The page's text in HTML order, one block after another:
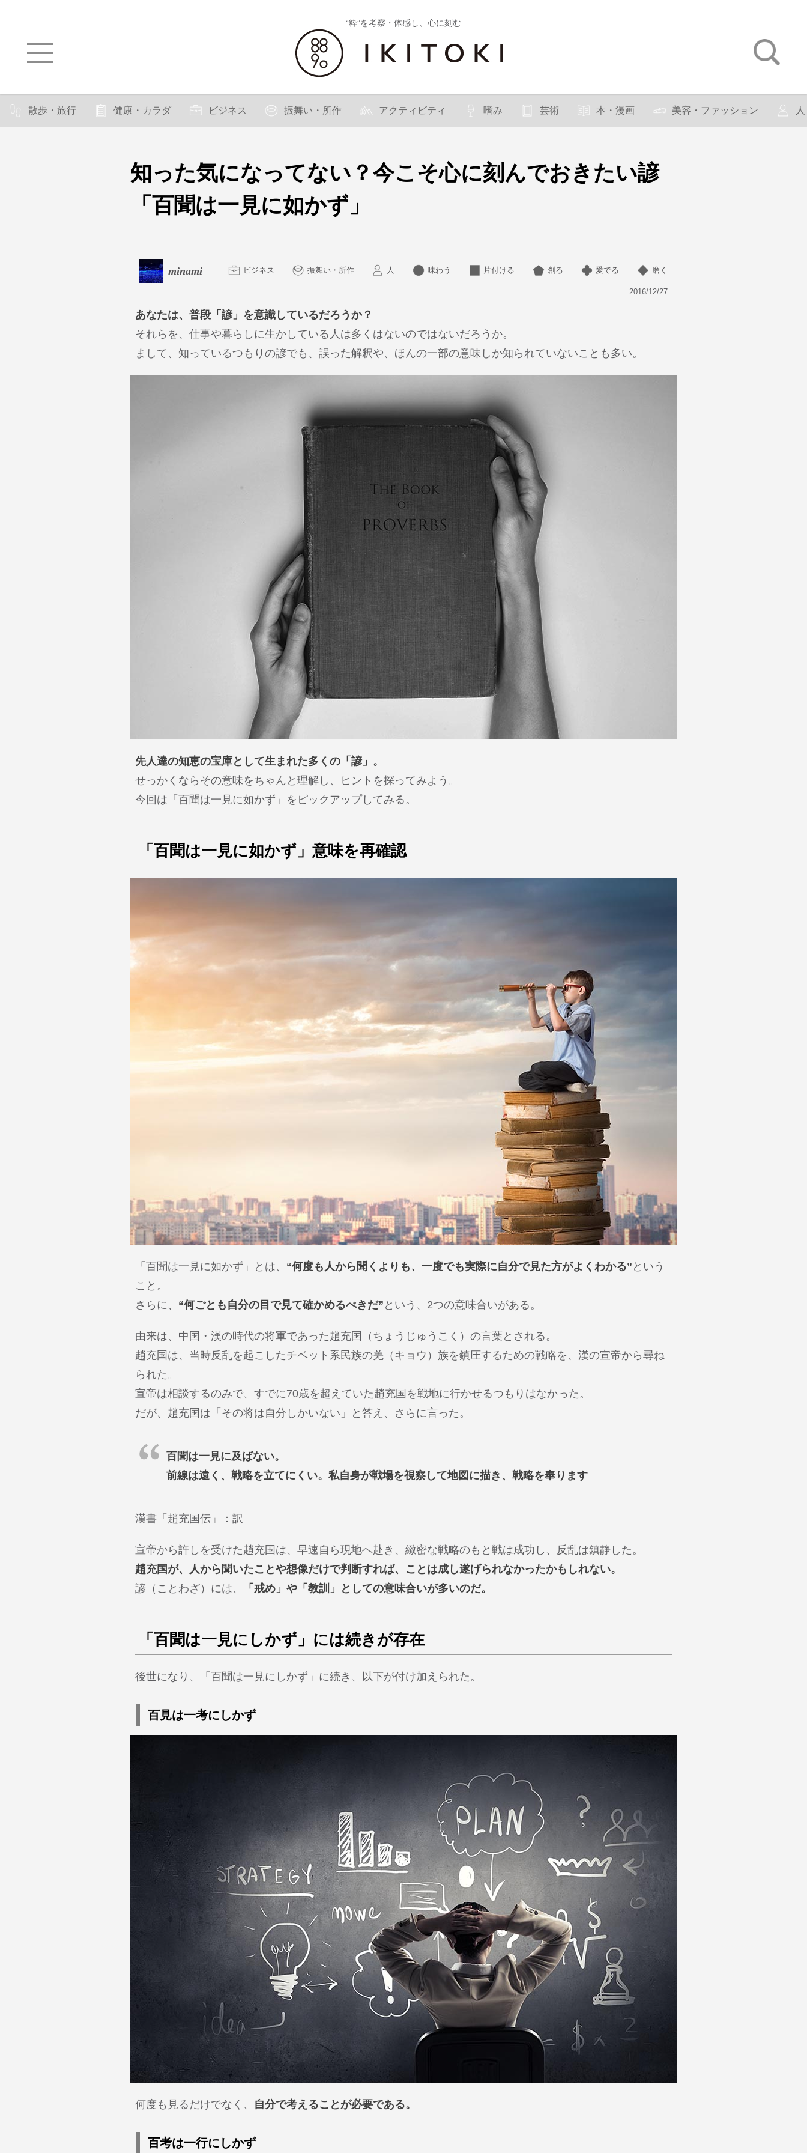
“粋”を考察・体感し、心に刻む
散歩・旅行 健康・カラダ ビジネス 振舞い・所作 アクティビティ 嗜み 芸術 本・漫画 美容・ファッション 人
知った気になってない？今こそ心に刻んでおきたい諺
「百聞は一見に如かず」
minami ビジネス 振舞い・所作 人 味わう 片付ける 創る 愛でる 磨く
2016/12/27
あなたは、普段「諺」を意識しているだろうか？
それらを、仕事や暮らしに生かしている人は多くはないのではないだろうか。
まして、知っているつもりの諺でも、誤った解釈や、ほんの一部の意味しか知られていないことも多い。
先人達の知恵の宝庫として生まれた多くの「諺」。
せっかくならその意味をちゃんと理解し、ヒントを探ってみよう。
今回は「百聞は一見に如かず」をピックアップしてみる。
「百聞は一見に如かず」意味を再確認
「百聞は一見に如かず」とは、 “何度も人から聞くよりも、一度でも実際に自分で見た方がよくわかる” という
こと。
さらに、 “何ごとも自分の目で見て確かめるべきだ” という、2つの意味合いがある。
由来は、中国・漢の時代の将軍であった趙充国（ちょうじゅうこく）の言葉とされる。
趙充国は、当時反乱を起こしたチベット系民族の羌（キョウ）族を鎮圧するための戦略を、漢の宣帝から尋ね
られた。
宣帝は相談するのみで、すでに70歳を超えていた趙充国を戦地に行かせるつもりはなかった。
だが、趙充国は「その将は自分しかいない」と答え、さらに言った。
百聞は一見に及ばない。
前線は遠く、戦略を立てにくい。私自身が戦場を視察して地図に描き、戦略を奉ります
漢書「趙充国伝」：訳
宣帝から許しを受けた趙充国は、早速自ら現地へ赴き、緻密な戦略のもと戦は成功し、反乱は鎮静した。
趙充国が、人から聞いたことや想像だけで判断すれば、ことは成し遂げられなかったかもしれない。
諺（ことわざ）には、
「戒め」や「教訓」としての意味合いが多いのだ。
「百聞は一見にしかず」には続きが存在
後世になり、「百聞は一見にしかず」に続き、以下が付け加えられた。
百見は一考にしかず
何度も見るだけでなく、 自分で考えることが必要である。
百考は一行にしかず